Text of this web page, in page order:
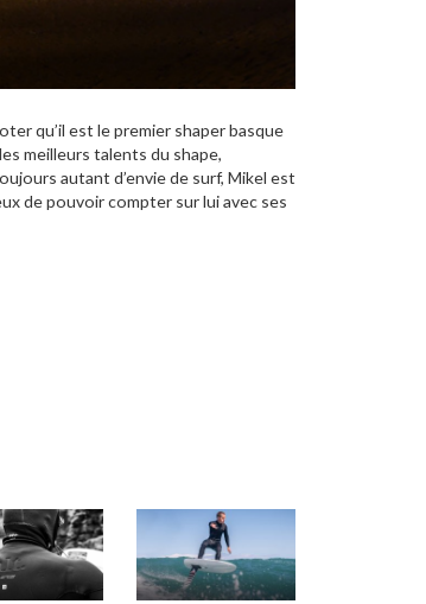
qu’il est le premier shaper basque
meilleurs talents du shape,
autant d’envie de surf, Mikel est
de pouvoir compter sur lui avec ses